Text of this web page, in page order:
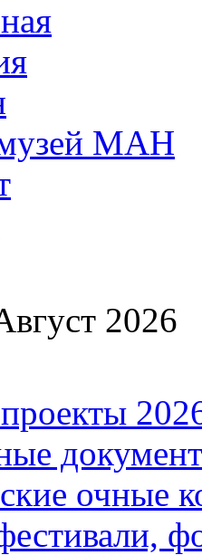
МАН
2026
очные